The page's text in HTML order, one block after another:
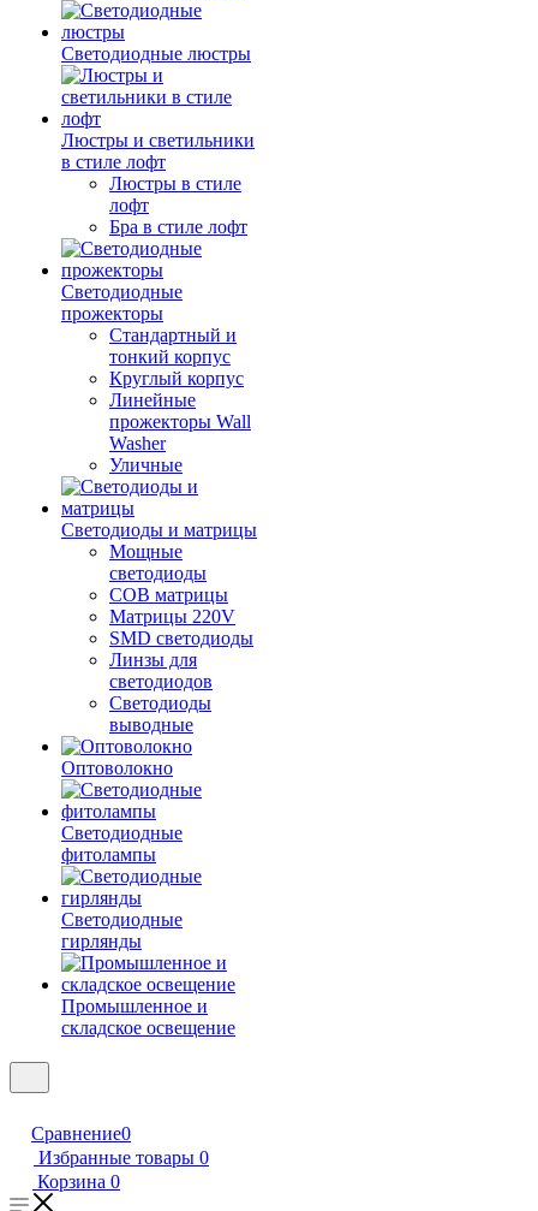
Светодиодные люстры
Люстры и светильники
в стиле лофт
Люстры в стиле
лофт
Бра в стиле лофт
Светодиодные
прожекторы
Стандартный и
тонкий корпус
Круглый корпус
Линейные
прожекторы Wall
Washer
Уличные
Светодиоды и матрицы
Мощные
светодиоды
COB матрицы
Матрицы 220V
SMD светодиоды
Линзы для
светодиодов
Светодиоды
выводные
Оптоволокно
Светодиодные
фитолампы
Светодиодные
гирлянды
Промышленное и
складское освещение
Сравнение0
Избранные товары 0
Корзина 0